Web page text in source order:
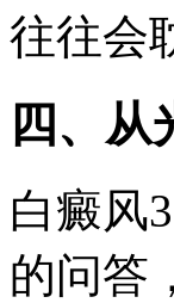
往往会
四、
白癜风
的问答